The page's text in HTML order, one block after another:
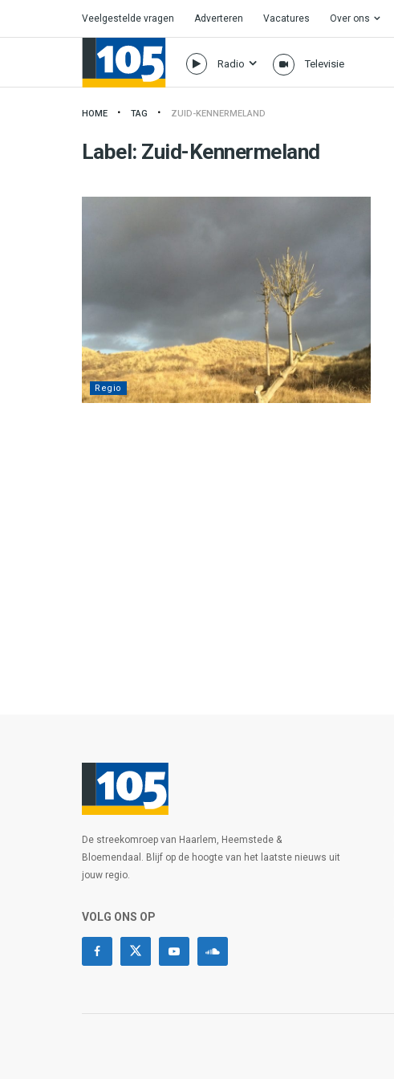
Veelgestelde vragen Adverteren Vacatures Over ons
Radio Televisie
HOME TAG ZUID-KENNERMELAND
Label: Zuid-Kennermeland
Regio
De streekomroep van Haarlem, Heemstede &
Bloemendaal. Blijf op de hoogte van het laatste nieuws uit
jouw regio.
VOLG ONS OP